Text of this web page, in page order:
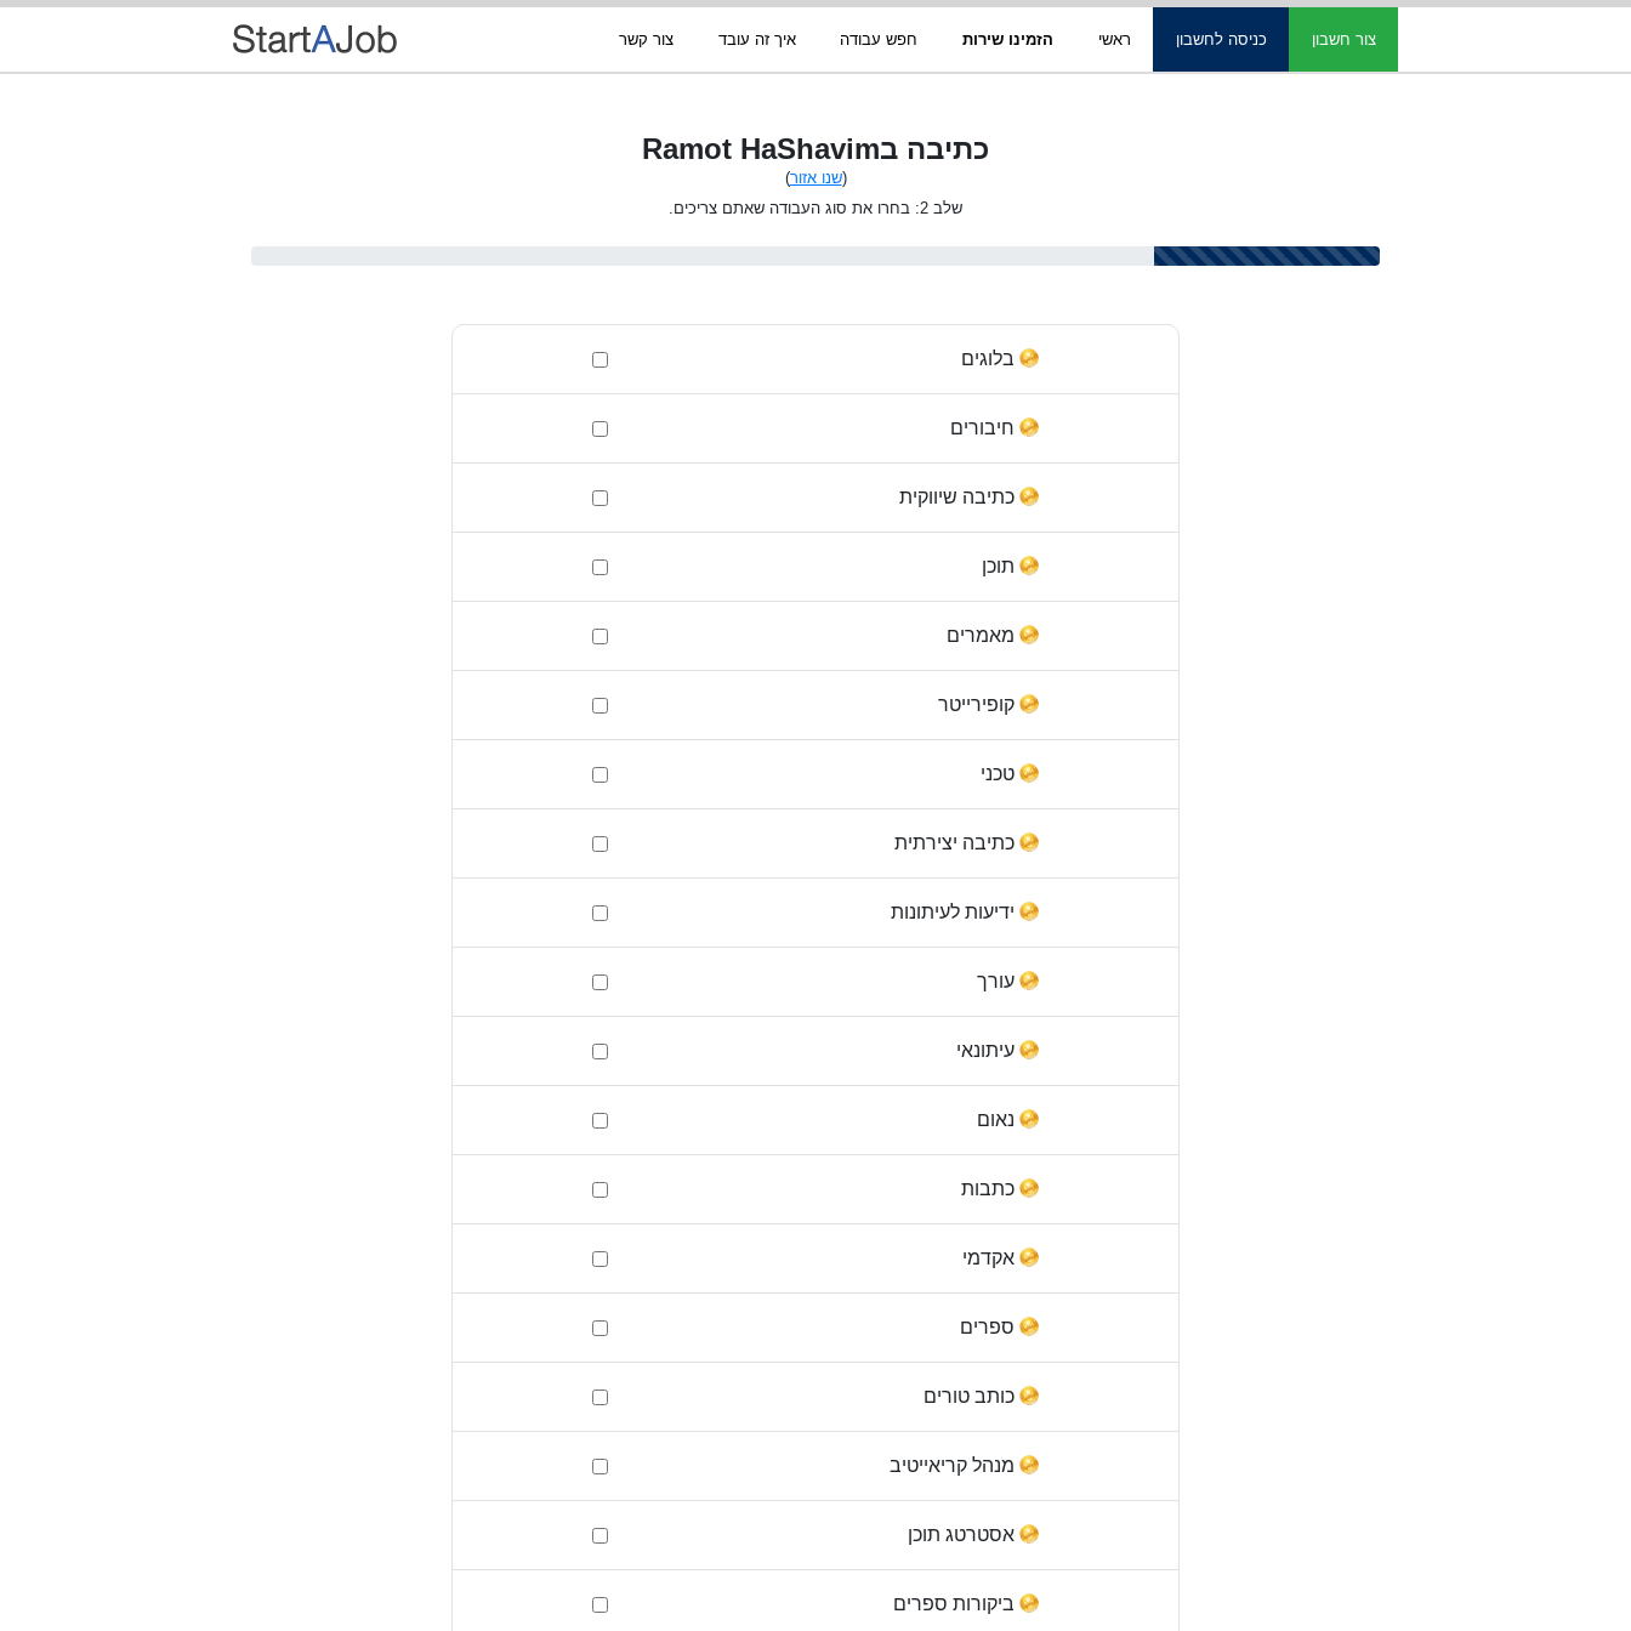
צור חשבון כניסה לחשבון ראשי הזמינו שירות חפש עבודה איך זה עובד צור קשר
כתיבה בRamot HaShavim
(שנו אזור)
שלב 2: בחרו את סוג העבודה שאתם צריכים.
בלוגים
חיבורים
כתיבה שיווקית
תוכן
מאמרים
קופירייטר
טכני
כתיבה יצירתית
ידיעות לעיתונות
עורך
עיתונאי
נאום
כתבות
אקדמי
ספרים
כותב טורים
מנהל קריאייטיב
אסטרטג תוכן
ביקורות ספרים